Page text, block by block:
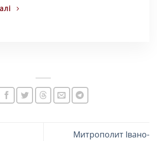
Митрополит Івано-